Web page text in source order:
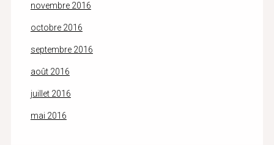
novembre 2016
octobre 2016
septembre 2016
août 2016
juillet 2016
mai 2016